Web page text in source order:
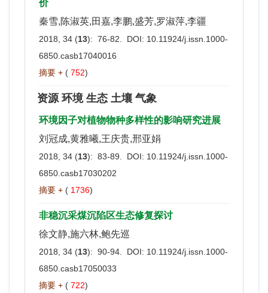
价
秦雪,陈淑英,田嘉,李鹏,盛芳,罗淑萍,李疆
2018, 34 (13): 76-82. DOI: 10.11924/j.issn.1000-
6850.casb17040016
摘要 + ( 752)
资源 环境 生态 土壤 气象
环境因子对植物物种多样性的影响研究进展
刘冠成,黄雅曦,王庆贵,邢亚娟
2018, 34 (13): 83-89. DOI: 10.11924/j.issn.1000-
6850.casb17030202
摘要 + ( 1736)
非稳沉采煤沉陷区生态修复探讨
徐文静,施六林,鲍先巡
2018, 34 (13): 90-94. DOI: 10.11924/j.issn.1000-
6850.casb17050033
摘要 + ( 722)